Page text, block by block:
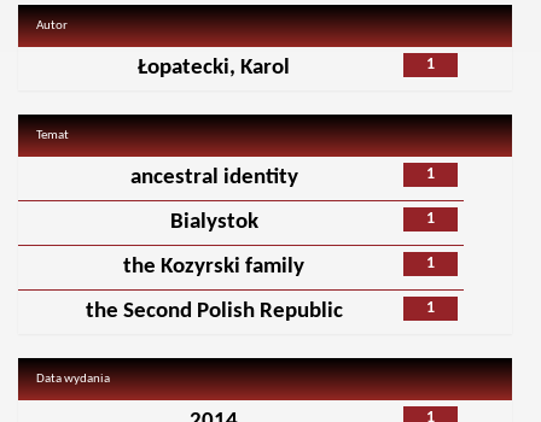
Autor
1
Łopatecki, Karol
Temat
1
ancestral identity
1
Bialystok
1
the Kozyrski family
1
the Second Polish Republic
Data wydania
1